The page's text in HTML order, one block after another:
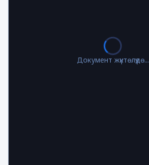
Документ жүктөлүүдө...